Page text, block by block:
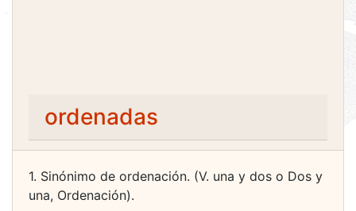
ordenadas
1. Sinónimo de ordenación. (V. una y dos o Dos y
una, Ordenación).